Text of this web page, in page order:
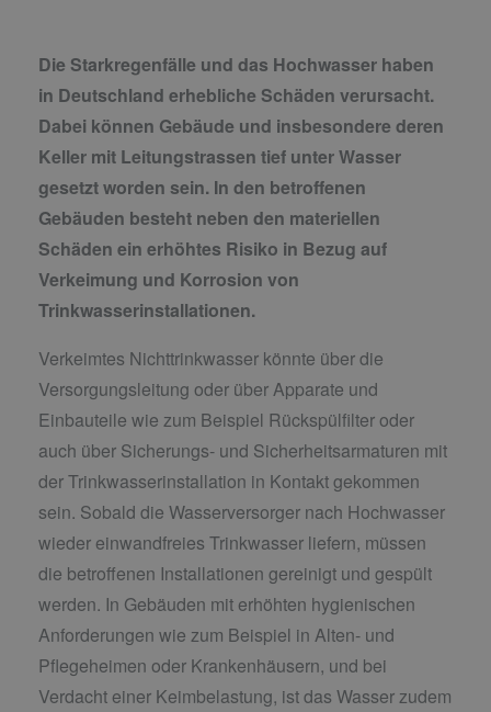
Die Starkregenfälle und das Hochwasser haben
in Deutschland erhebliche Schäden verursacht.
Dabei können Gebäude und insbesondere deren
Keller mit Leitungstrassen tief unter Wasser
gesetzt worden sein. In den betroffenen
Gebäuden besteht neben den materiellen
Schäden ein erhöhtes Risiko in Bezug auf
Verkeimung und Korrosion von
Trinkwasserinstallationen.
Verkeimtes Nichttrinkwasser könnte über die
Versorgungsleitung oder über Apparate und
Einbauteile wie zum Beispiel Rückspülfilter oder
auch über Sicherungs- und Sicherheitsarmaturen mit
der Trinkwasserinstallation in Kontakt gekommen
sein. Sobald die Wasserversorger nach Hochwasser
wieder einwandfreies Trinkwasser liefern, müssen
die betroffenen Installationen gereinigt und gespült
werden. In Gebäuden mit erhöhten hygienischen
Anforderungen wie zum Beispiel in Alten- und
Pflegeheimen oder Krankenhäusern, und bei
Verdacht einer Keimbelastung, ist das Wasser zudem